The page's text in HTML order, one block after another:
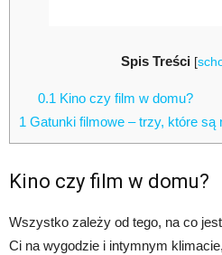
Spis Treści [
0.1 Kino czy film w domu?
1 Gatunki filmowe – trzy, które są
Kino czy film w domu?
Wszystko zależy od tego, na co
Ci na wygodzie i intymnym